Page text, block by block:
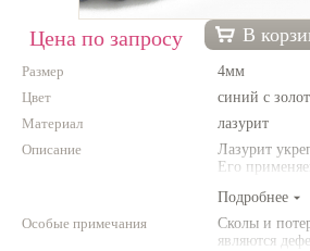
Нетемнеющая фурнитура
Всё для вышивки
Натуральные камни
Цена по запросу В
Размер
4мм
Цвет
синий с
Материал
лазурит
Описание
Лазурит
Его
владельцу
Подробнее
Особые примечания
Сколы и
являются